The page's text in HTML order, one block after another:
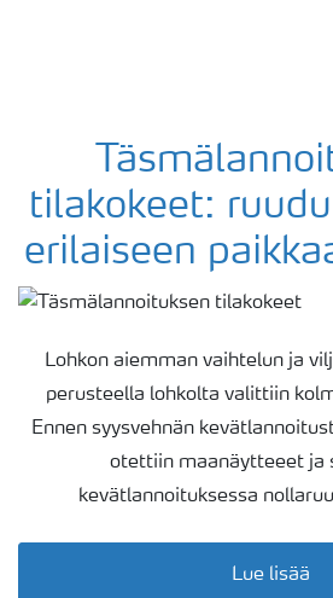
tilakokeet:
erilaiseen
Lohkon aiemman vaihtelun ja
perusteella lohkolta valittiin
Ennen syysvehnän
otettiin maanäytteeet ja
kevätlannoituksessa
Lue lisää